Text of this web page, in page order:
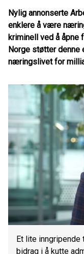
Nylig annonserte
enklere å være
kriminell ved å åpne
Norge støtter denne
næringslivet for
Et lite
bidrag i å kutte